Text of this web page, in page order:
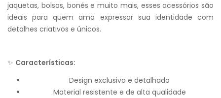
jaquetas, bolsas, bonés e muito mais, esses acessórios são
ideais para quem ama expressar sua identidade com
detalhes criativos e únicos.
✨ Características:
Design exclusivo e detalhado
Material resistente e de alta qualidade